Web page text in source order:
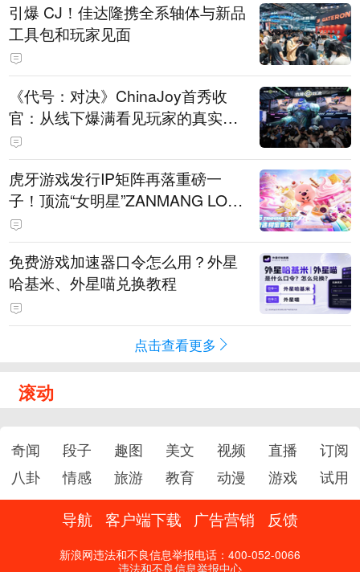
引爆 CJ！佳达隆携全系轴体与新品
工具包和玩家见面
《代号：对决》ChinaJoy首秀收
官：从线下爆满看见玩家的真实期
待
虎牙游戏发行IP矩阵再落重磅一
子！顶流“女明星”ZANMANG LOO
PY 正版3D消除手游《消消奇遇》
惊喜曝光
免费游戏加速器口令怎么用？外星
哈基米、外星喵兑换教程
点击查看更多
滚动
奇闻 段子 趣图 美文 视频 直播
订阅
八卦
情感 旅游 教育 动漫 游戏 试用
导航 客户端下载 广告营销 反馈
新浪网违法和不良信息举报电话：400-052-0066
违法和不良信息举报中心